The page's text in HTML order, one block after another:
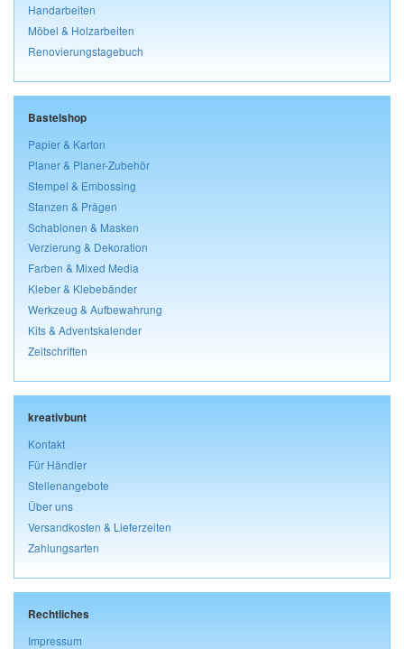
Handarbeiten
Möbel & Holzarbeiten
Renovierungstagebuch
Bastelshop
Papier & Karton
Planer & Planer-Zubehör
Stempel & Embossing
Stanzen & Prägen
Schablonen & Masken
Verzierung & Dekoration
Farben & Mixed Media
Kleber & Klebebänder
Werkzeug & Aufbewahrung
Kits & Adventskalender
Zeitschriften
kreativbunt
Kontakt
Für Händler
Stellenangebote
Über uns
Versandkosten & Lieferzeiten
Zahlungsarten
Rechtliches
Impressum